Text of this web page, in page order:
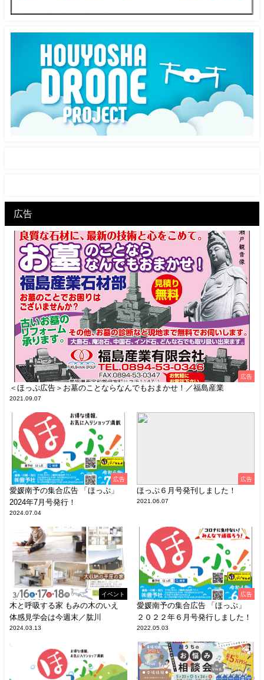
広告
広告
＜ほっぷ広告＞お墓のことならなんでもおまかせ！／福島産業
2021.09.07
広告
愛媛南予の集合広告 「ほっぷ」
2024年7月号発行！
2024.07.04
広告
ほっぷ６月号発刊しました！
2021.06.07
イベント
木と呼吸する家 もみの木のいえ
体感見学会は今週末／肱川
2024.03.13
広告
愛媛南予の集合広告 「ほっぷ」
２０２２年６月号発行しました！
2022.05.03